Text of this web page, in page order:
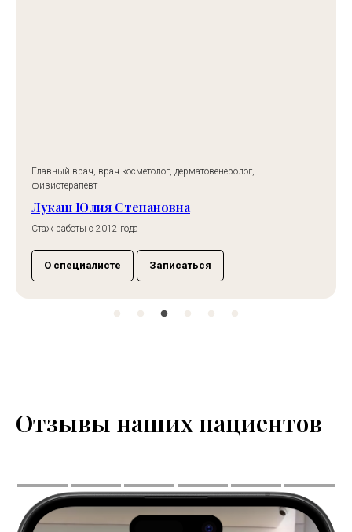
Главный врач, врач-косметолог, дерматовенеролог,
физиотерапевт
Лукаш Юлия Степановна
Стаж работы с 2012 года
О специалисте Записаться
Отзывы наших пациентов